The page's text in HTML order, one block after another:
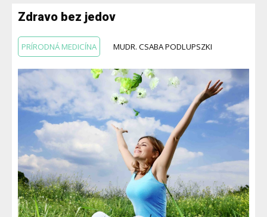
Zdravo bez jedov
PRÍRODNÁ MEDICÍNA MUDR. CSABA PODLUPSZKI